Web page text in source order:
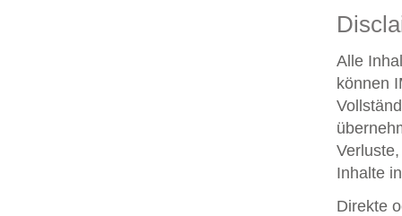
Alle
können
Inhalte
Direkte